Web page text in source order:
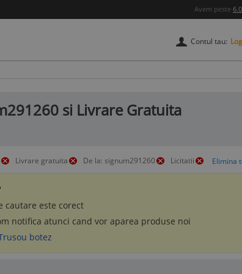
Avem peste
Contul tau:
si Livrare Gratuita
Livrare gratuita De la: signum291260 Licitatii
cautare este corect
notifica atunci cand vor aparea produse noi
botez